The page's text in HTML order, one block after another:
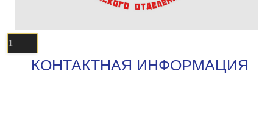
1
КОНТАКТНАЯ ИНФОРМАЦИЯ